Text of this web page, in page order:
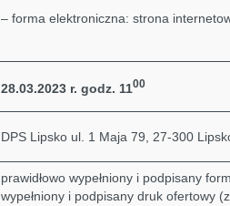
– forma elektroniczna: strona
28.03.2023r. godz. 1100
DPS Lipsko ul. 1 Maja 79, 27-300
prawidłowo wypełniony i podpisany
wypełniony i podpisany druk ofertowy